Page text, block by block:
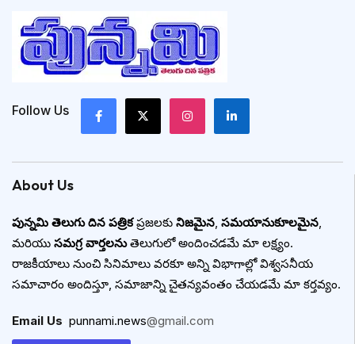
Follow Us
About Us
పున్నమి తెలుగు దిన పత్రికప్రజలకు నిజమైన, సమయానుకూలమైన,
మరియు సమగ్ర వార్తలనుతెలుగులో అందించడమే మా లక్ష్యం.
రాజకీయాలు నుంచి సినిమాలు వరకూ అన్ని విభాగాల్లో విశ్వసనీయ
సమాచారం అందిస్తూ, సమాజాన్ని చైతన్యవంతం చేయడమే మా కర్తవ్యం.
Email Us punnami.news@gmail.com